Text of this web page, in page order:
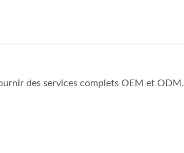
des services complets OEM et ODM.